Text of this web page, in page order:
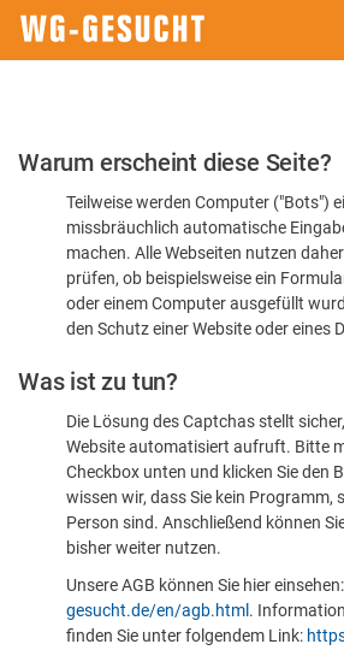
Bitte
dass
sind
Warum erscheint diese Seite?
Teilweise werden Computer ("Bots")
missbräuchlich automatische
machen. Alle Webseiten nutzen
prüfen, ob beispielsweise ein
oder einem Computer ausgefüllt
den Schutz einer Website oder eines
Was ist zu tun?
Die Lösung des Captchas stellt
Website automatisiert aufruft. Bitte
Checkbox unten und klicken Sie den
wissen wir, dass Sie kein Programm,
Person sind. Anschließend können
bisher weiter nutzen.
Unsere AGB können Sie hier einsehen:
gesucht.de/en/agb.html .
finden Sie unter folgendem Link: